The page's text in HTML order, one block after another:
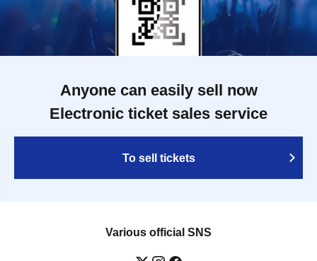
Anyone can easily sell now
Electronic ticket sales service
To sell tickets
Various official SNS